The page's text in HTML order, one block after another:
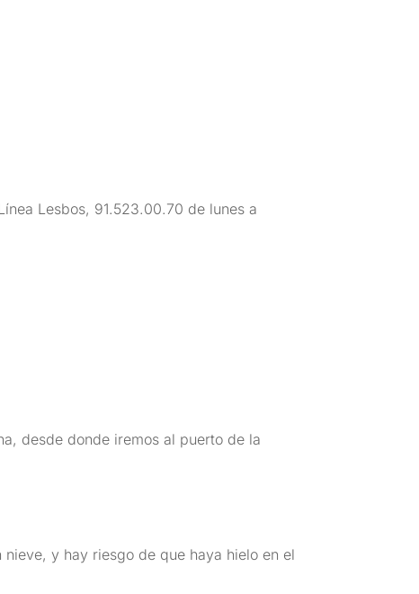
Lesbos, 91.523.00.70 de lunes a
desde donde iremos al puerto de la
y hay riesgo de que haya hielo en el